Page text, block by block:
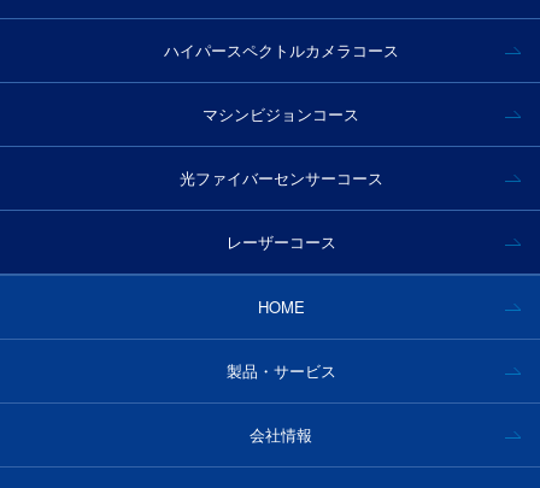
半導体・フィルムの膜厚測定
マシンビジョンでの活用事例
ハイパースペクトルカメラ事例｜食品分野
ハイパースペクトルカメラ事例｜医療分野
インフラ（コンクリート）の維持保全
ハイパースペクトルカメラコース
マシンビジョンコース
光ファイバーセンサーコース
レーザーコース
HOME
製品・サービス
会社情報